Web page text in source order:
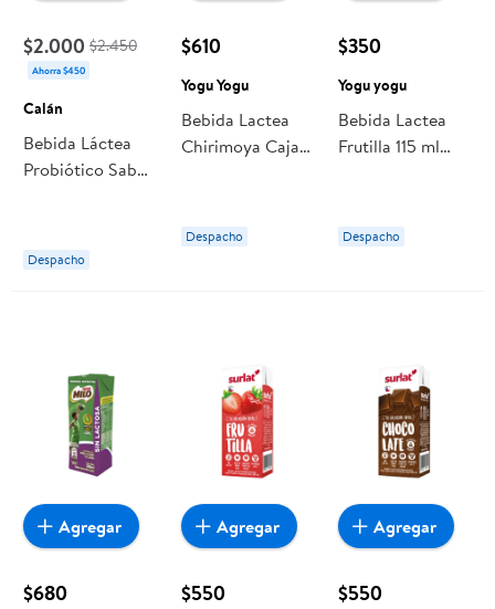
$2.000 $2.450
Ahorra $450
Calán
Bebida Láctea
Probiótico Sabor
Botellas 90 cc
c/u Calán
Despacho
$610
Yogu Yogu
Bebida Lactea
Chirimoya Caja
Despacho
$350
Yogu yogu
Bebida Lactea
Frutilla 115 ml
Despacho
$680
Agregar
$550
Agregar
$550
Agregar